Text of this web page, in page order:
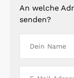
An welche
senden?